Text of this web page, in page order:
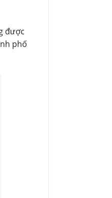
được
phố